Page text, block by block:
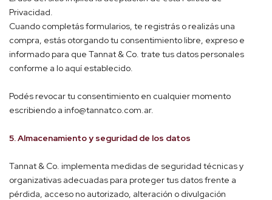
Privacidad.
Cuando completás formularios, te registrás o realizás una
compra, estás otorgando tu consentimiento libre, expreso e
informado para que Tannat & Co. trate tus datos personales
conforme a lo aquí establecido.
Podés revocar tu consentimiento en cualquier momento
escribiendo a info@tannatco.com.ar.
5. Almacenamiento y seguridad de los datos
Tannat & Co. implementa medidas de seguridad técnicas y
organizativas adecuadas para proteger tus datos frente a
pérdida, acceso no autorizado, alteración o divulgación